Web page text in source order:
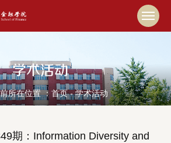
学术活动
所在位置 ： 首页-学术活动
期：Information Diversity and